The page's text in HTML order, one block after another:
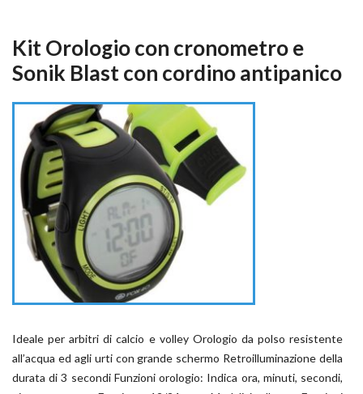
Kit Orologio con cronometro e
Sonik Blast con cordino antipanico
Ideale per arbitri di calcio e volley Orologio da polso resistente
all’acqua ed agli urti con grande schermo Retroilluminazione della
durata di 3 secondi Funzioni orologio: Indica ora, minuti, secondi,